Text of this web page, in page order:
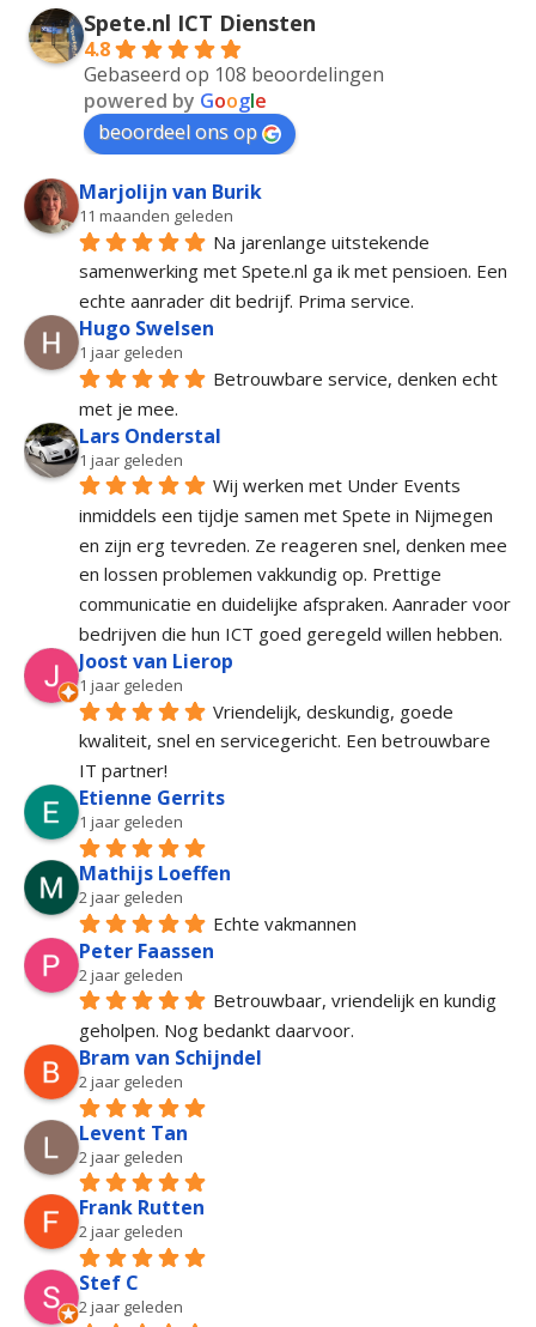
Spete.nl ICT Diensten
4.8
Gebaseerd op 108 beoordelingen
powered by Google
beoordeel ons op
Marjolijn van Burik
11 maanden geleden
Na jarenlange uitstekende
samenwerking met Spete.nl ga ik met pensioen. Een
echte aanrader dit bedrijf. Prima service.
Hugo Swelsen
1 jaar geleden
Betrouwbare service, denken echt
met je mee.
Lars Onderstal
1 jaar geleden
Wij werken met Under Events
inmiddels een tijdje samen met Spete in Nijmegen
en zijn erg tevreden. Ze reageren snel, denken mee
en lossen problemen vakkundig op. Prettige
communicatie en duidelijke afspraken. Aanrader voor
bedrijven die hun ICT goed geregeld willen hebben.
Joost van Lierop
1 jaar geleden
Vriendelijk, deskundig, goede
kwaliteit, snel en servicegericht. Een betrouwbare
IT partner!
Etienne Gerrits
1 jaar geleden
Mathijs Loeffen
2 jaar geleden
Echte vakmannen
Peter Faassen
2 jaar geleden
Betrouwbaar, vriendelijk en kundig
geholpen. Nog bedankt daarvoor.
Bram van Schijndel
2 jaar geleden
Levent Tan
2 jaar geleden
Frank Rutten
2 jaar geleden
Stef C
2 jaar geleden